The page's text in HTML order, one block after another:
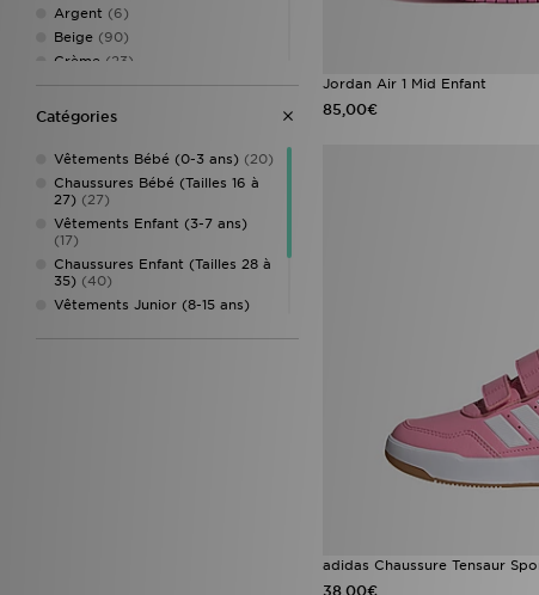
ASICS GEL-NYC
Converse All Star Ox
Nike Mercurial
On Running Cloudswift(2)
(1)
adidas Originals Campus 00s
adidas originals campus LED
(1)
adidas Originals SL
(1)
adidas Tensaur(1)
Argent (6)
Beige (90)
Crème (23)
Green Multi(1)
Marron
Or / dorée (1)
Orange (18)
Catégories
Vêtements Bébé (0-3 ans) (20)
Chaussures Bébé (Tailles 16 à
27) (27)
Vêtements Enfant (3-7 ans)
(17)
Chaussures Enfant (Tailles 28 à
35) (40)
Vêtements Junior (8-15 ans)
Chaussures Junior (Tailles 36 à
Jordan Air 1 Mid Enfant
85,00€
adidas Chaussure Tensaur
38,00€